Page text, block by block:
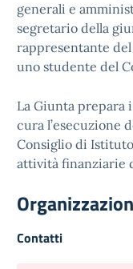
generali e
segretario della
rappresentante
uno studente del
La Giunta prepara
cura l’esecuzione
Consiglio di
attività finanziarie
Contatti